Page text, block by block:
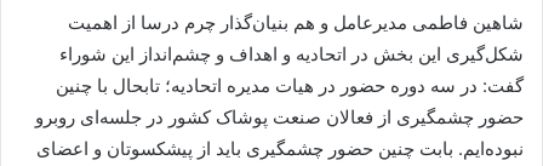
شاهین فاطمی مدیرعامل و هم بنیان‌گذار چرم درسا از اهمیت
شکل‌گیری این بخش در اتحادیه و اهداف و چشم‌انداز این شوراء
گفت: در سه دوره حضور در هیات مدیره اتحادیه؛ تابحال با چنین
حضور چشمگیری از فعالان صنعت پوشاک کشور در جلسه‌ای روبرو
نبوده‌ایم. بابت چنین حضور چشمگیری باید از پیشکسوتان و اعضای